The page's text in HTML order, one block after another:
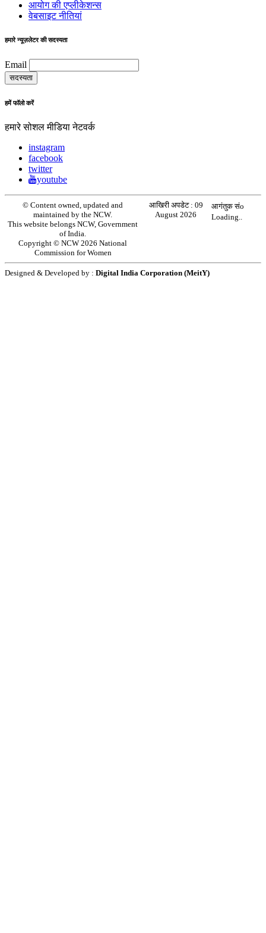
आयोग की एप्लीकेशन्स
वेबसाइट नीतियां
हमारे न्यूज़लेटर की सदस्यता
Email
हमें फॉलो करें
हमारे सोशल मीडिया नेटवर्क
instagram
facebook
twitter
youtube
© Content owned, updated and
maintained by the NCW.
This website belongs NCW, Government
of India.
Copyright © NCW 2026 National
Commission for Women
आखिरी अपडेट : 09
August 2026
आगंतुक संo
Loading..
Designed & Developed by : Digital India Corporation (MeitY)